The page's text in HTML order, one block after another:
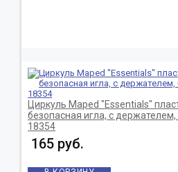
Циркуль Maped "Essentials"
безопасная игла, с
18354
165 руб.